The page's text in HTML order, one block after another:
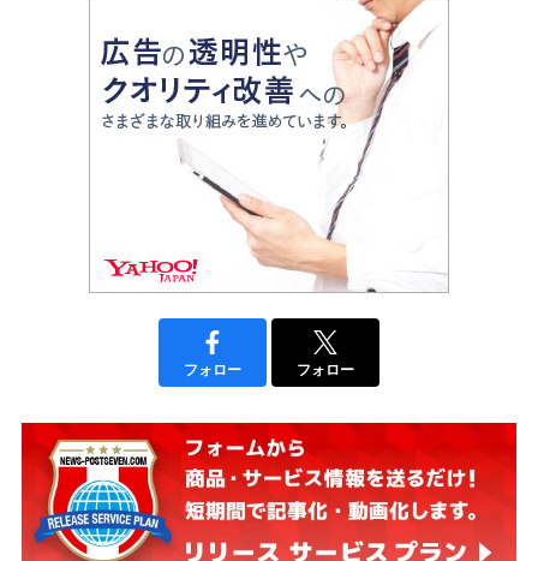
フォロー フォロー